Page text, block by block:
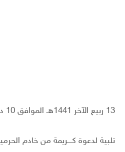
13 ربيع الآخر 1441هـ الموافق 10 ديسمبر 2019م
تلبية لدعوة كـــريمة من خادم